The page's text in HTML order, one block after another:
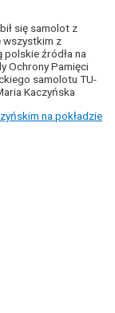
się samolot z
wszystkim z
źródła na
Ochrony Pamięci
samolotu TU-
Kaczyńska
na pokładzie